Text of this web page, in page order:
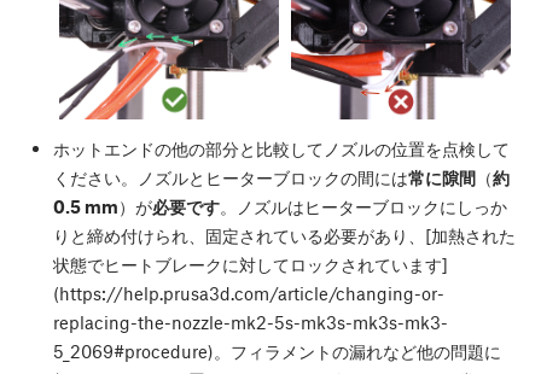
ホットエンドの他の部分と比較してノズルの位置を点検して
ください。ノズルとヒーターブロックの間には常に隙間（約
0.5 mm）が必要です。ノズルはヒーターブロックにしっか
りと締め付けられ、固定されている必要があり、[加熱された
状態でヒートブレークに対してロックされています]
(https://help.prusa3d.com/article/changing-or-
replacing-the-nozzle-mk2-5s-mk3s-mk3s-mk3-
5_2069#procedure)。フィラメントの漏れなど他の問題に